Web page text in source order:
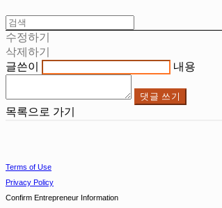
수정하기
삭제하기
글쓴이
내용
댓글 쓰기
목록으로 가기
Terms of Use
Privacy Policy
Confirm Entrepreneur Information